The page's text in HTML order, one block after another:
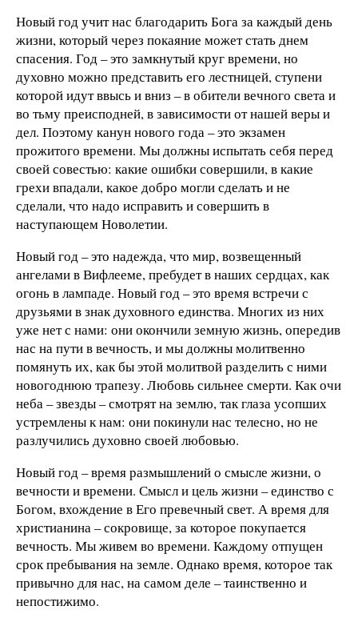
Новый год учит нас благодарить Бога за каждый день
жизни, который через покаяние может стать днем
спасения. Год – это замкнутый круг времени, но
духовно можно представить его лестницей, ступени
которой идут ввысь и вниз – в обители вечного света и
во тьму преисподней, в зависимости от нашей веры и
дел. Поэтому канун нового года – это экзамен
прожитого времени. Мы должны испытать себя перед
своей совестью: какие ошибки совершили, в какие
грехи впадали, какое добро могли сделать и не
сделали, что надо исправить и совершить в
наступающем Новолетии.
Новый год – это надежда, что мир, возвещенный
ангелами в Вифлееме, пребудет в наших сердцах, как
огонь в лампаде. Новый год – это время встречи с
друзьями в знак духовного единства. Многих из них
уже нет с нами: они окончили земную жизнь, опередив
нас на пути в вечность, и мы должны молитвенно
помянуть их, как бы этой молитвой разделить с ними
новогоднюю трапезу. Любовь сильнее смерти. Как очи
неба – звезды – смотрят на землю, так глаза усопших
устремлены к нам: они покинули нас телесно, но не
разлучились духовно своей любовью.
Новый год – время размышлений о смысле жизни, о
вечности и времени. Смысл и цель жизни – единство с
Богом, вхождение в Его превечный свет. А время для
христианина – сокровище, за которое покупается
вечность. Мы живем во времени. Каждому отпущен
срок пребывания на земле. Однако время, которое так
привычно для нас, на самом деле – таинственно и
непостижимо.